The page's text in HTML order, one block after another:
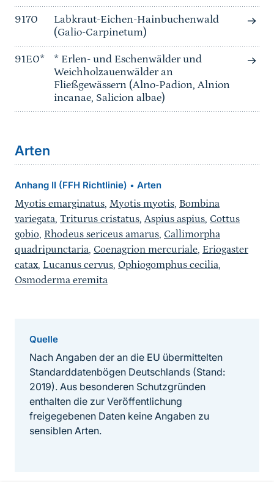
9170
Labkraut-Eichen-Hainbuchenwald
(Galio-Carpinetum)
91E0*
* Erlen- und Eschenwälder und
Weichholzauenwälder an
Fließgewässern (Alno-Padion, Alnion
incanae, Salicion albae)
Arten
Anhang II (FFH Richtlinie) • Arten
Myotis emarginatus, Myotis myotis, Bombina
variegata, Triturus cristatus, Aspius aspius, Cottus
gobio, Rhodeus sericeus amarus, Callimorpha
quadripunctaria, Coenagrion mercuriale, Eriogaster
catax, Lucanus cervus, Ophiogomphus cecilia,
Osmoderma eremita
Quelle
Nach Angaben der an die EU übermittelten
Standarddatenbögen Deutschlands (Stand:
2019). Aus besonderen Schutzgründen
enthalten die zur Veröffentlichung
freigegebenen Daten keine Angaben zu
sensiblen Arten.